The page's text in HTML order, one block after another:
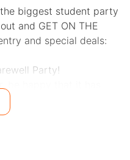
biggest student party
and GET ON THE
and special deals:
Party!
of June and July we
people to a bottle of